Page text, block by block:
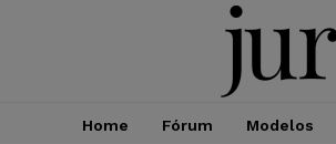
Home Fórum Modelos